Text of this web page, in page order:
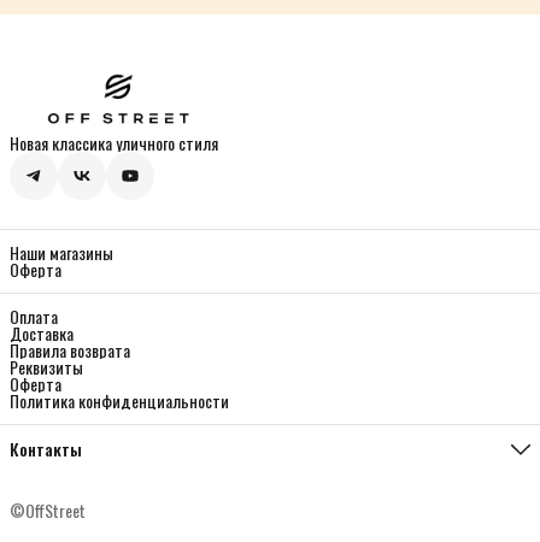
Новая классика уличного стиля
Наши магазины
Оферта
Оплата
Доставка
Правила возврата
Реквизиты
Оферта
Политика конфиденциальности
Контакты
Телефон
©OffStreet